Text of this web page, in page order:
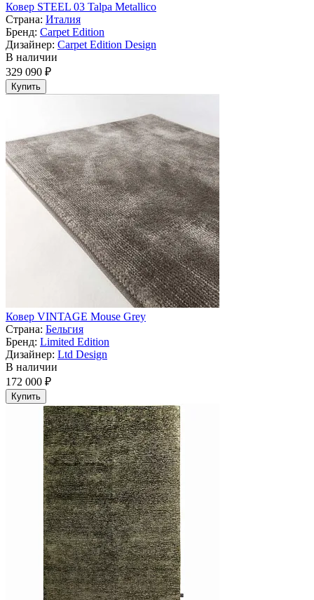
Ковер STEEL 03 Talpa Metallico
Страна: Италия
Бренд: Carpet Edition
Дизайнер: Carpet Edition Design
В наличии
329 090 ₽
Купить
Ковер VINTAGE Mouse Grey
Страна: Бельгия
Бренд: Limited Edition
Дизайнер: Ltd Design
В наличии
172 000 ₽
Купить